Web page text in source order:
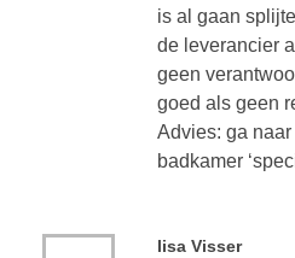
is al gaan
de leverancier
geen
goed als geen
Advies: ga
badkamer
lisa Visser